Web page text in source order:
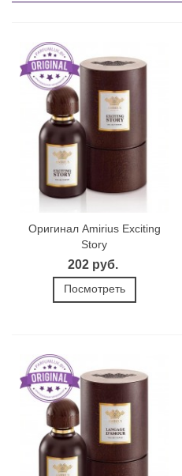
Оригинал Amirius Exciting
Story
202 руб.
Посмотреть